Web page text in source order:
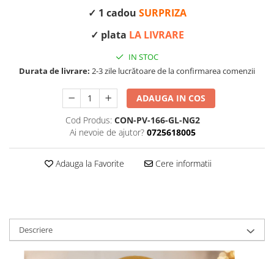
✓ 1 cadou SURPRIZA
✓ plata LA LIVRARE
IN STOC
Durata de livrare: 2-3 zile lucrătoare de la confirmarea comenzii
ADAUGA IN COS
Cod Produs: CON-PV-166-GL-NG2
Ai nevoie de ajutor? 0725618005
Adauga la Favorite Cere informatii
Descriere